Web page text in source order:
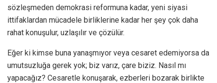
sözleşmeden demokrasi reformuna kadar, yeni siyasi
ittifaklardan mücadele birliklerine kadar her şey çok daha
rahat konuşulur, uzlaşılır ve çözülür.
Eğer ki kimse buna yanaşmıyor veya cesaret edemiyorsa da
umutsuzluğa gerek yok; biz varız, çare biziz. Nasıl mı
yapacağız? Cesaretle konuşarak, ezberleri bozarak birlikte